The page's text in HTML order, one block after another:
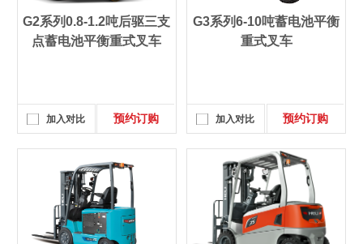
G2系列0.8-1.2吨后驱三支
点蓄电池平衡重式叉车
加入对比 预约订购
G3系列6-10吨蓄电池平衡
重式叉车
加入对比 预约订购